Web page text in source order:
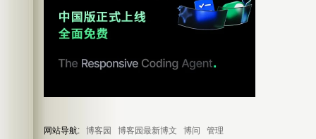
网站导航: 博客园 博客园最新博文 博问 管理